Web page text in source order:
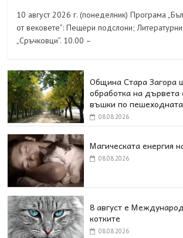
10 август 2026 г. (понеделник) Програма
от вековете”: Пещери подслони;
„Сръчковци”. 10.00 –
Община Стара Загора
обработка на дървета
въшки по
08.08.2026
Магическата енергия
08.08.2026
8 август е
котките
08.08.2026